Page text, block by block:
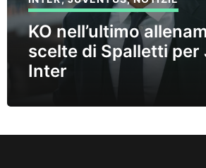
KO nell’ultimo
scelte di Spalletti per
Inter